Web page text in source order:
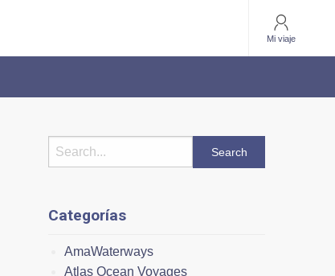
Mi viaje
Categorías
AmaWaterways
Atlas Ocean Voyages